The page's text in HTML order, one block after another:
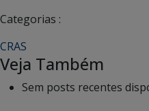
Categorias :
CRAS
Veja Também
Sem posts recentes